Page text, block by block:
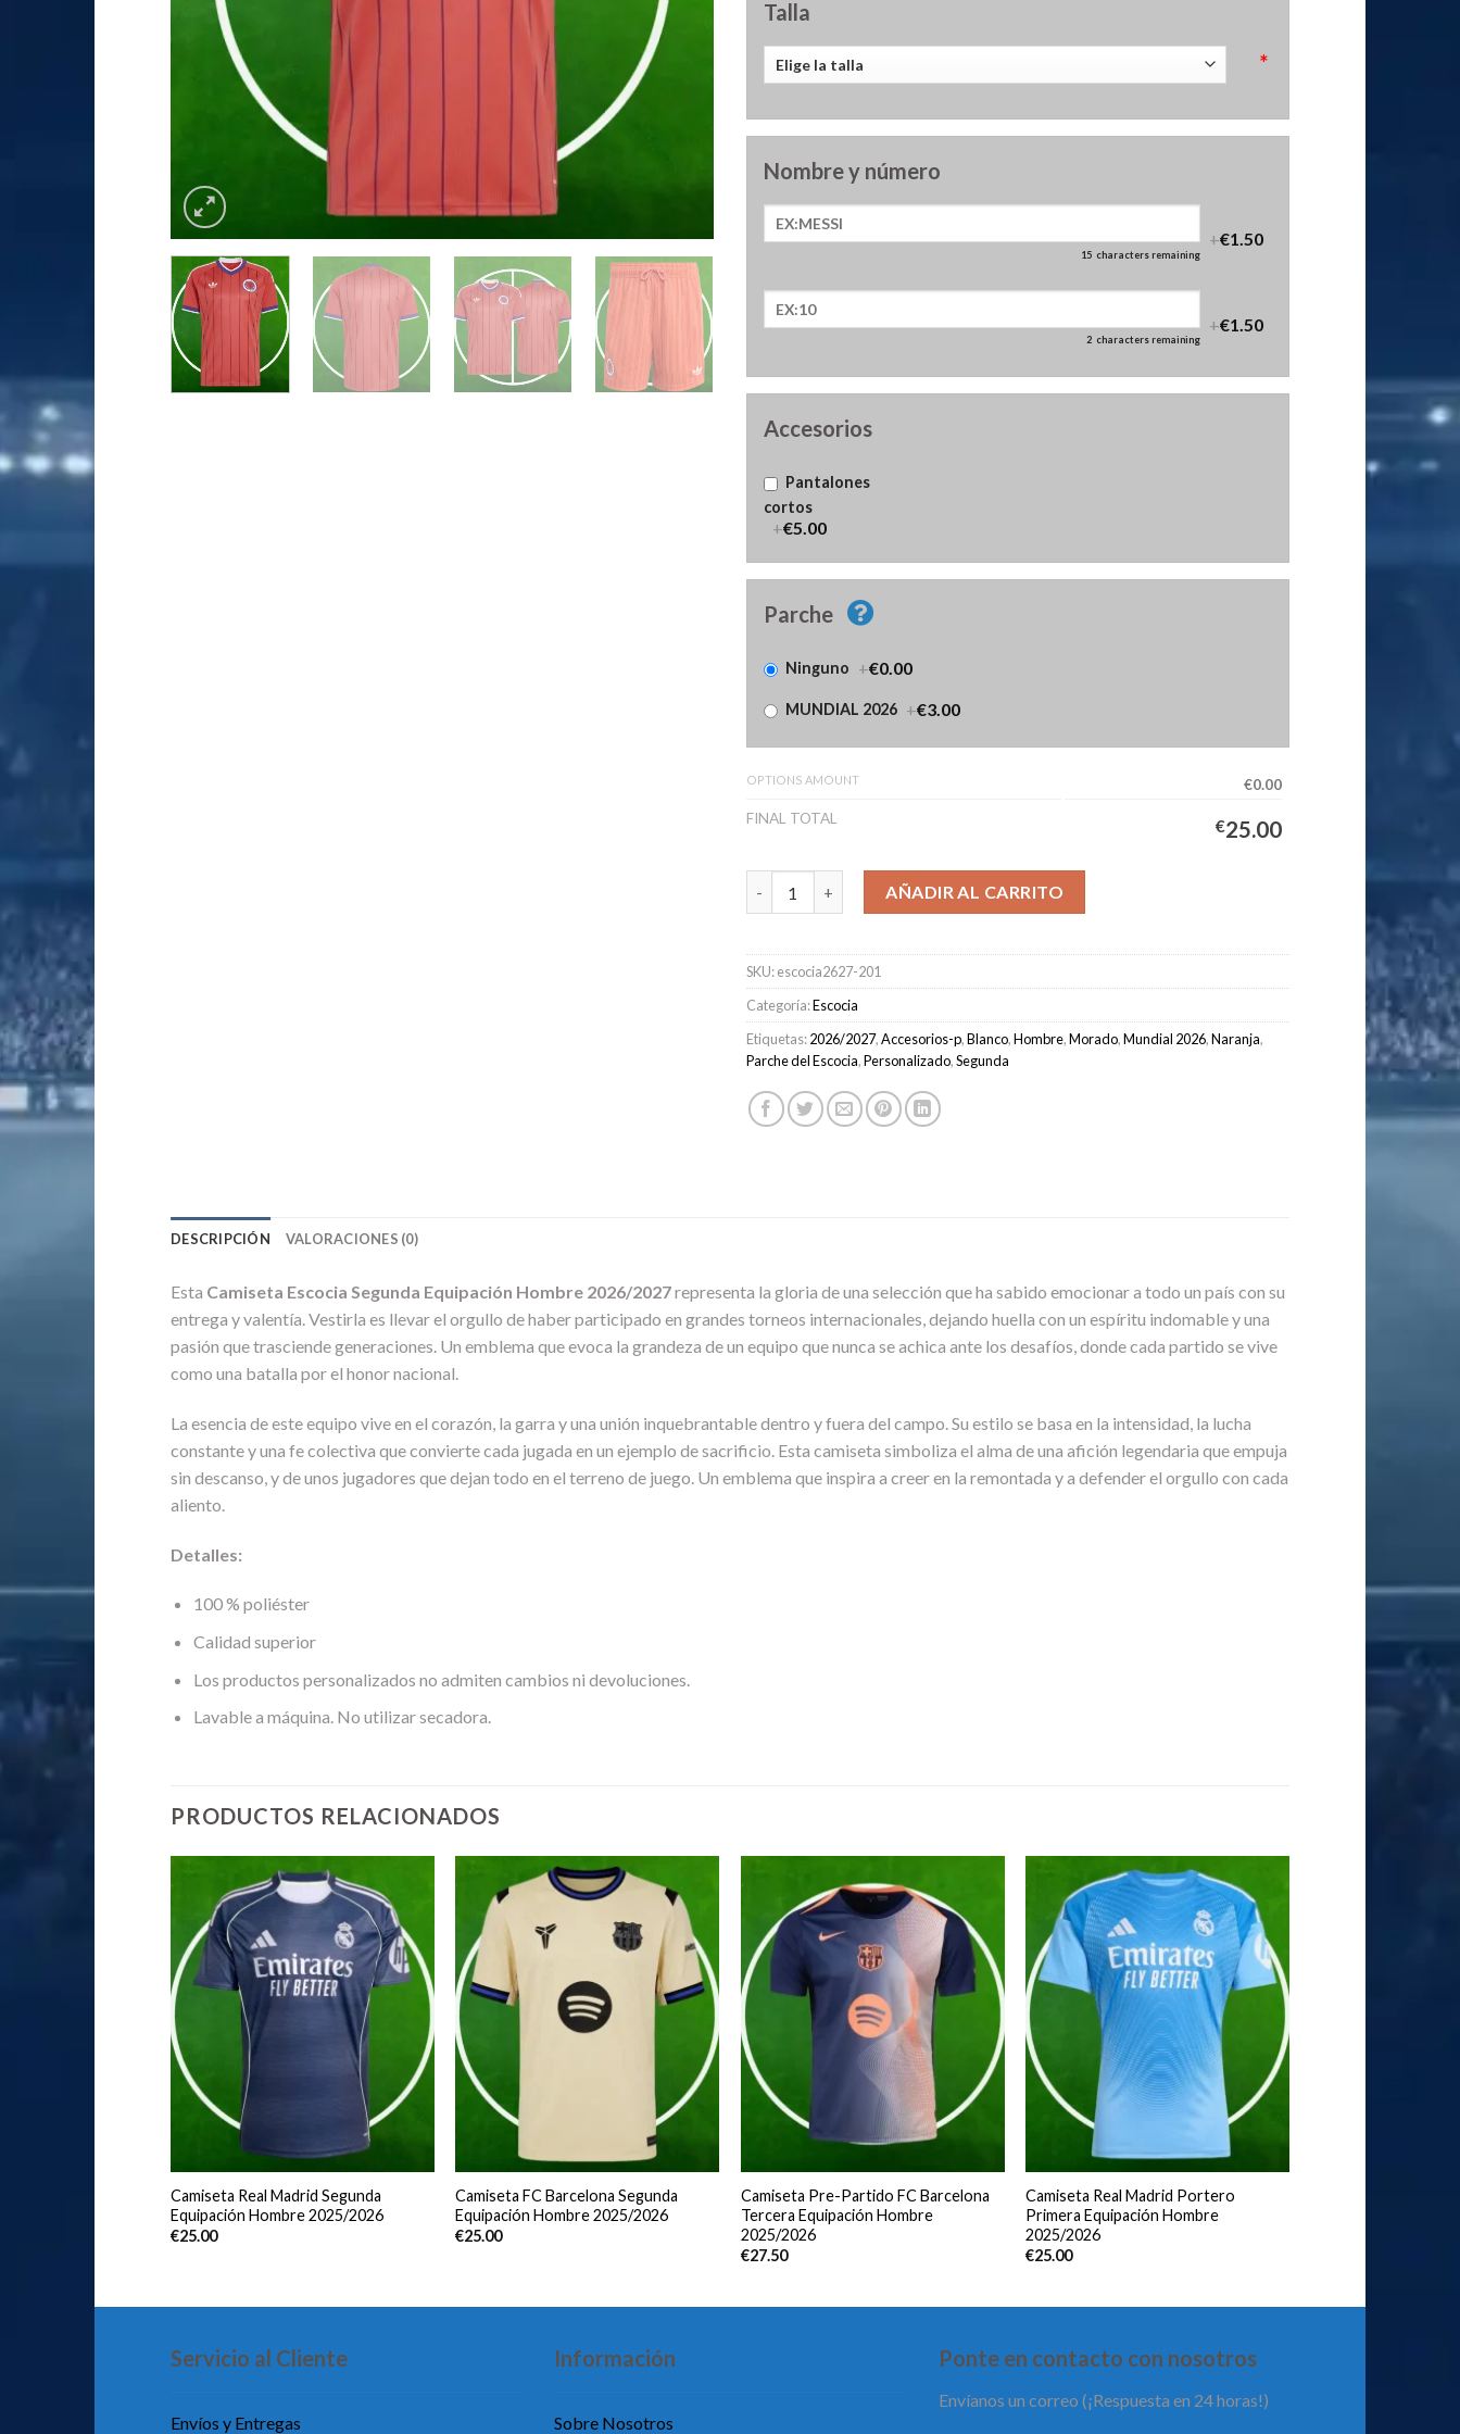
Talla
*
Nombre y número
15 characters remaining
+€1.50
2 characters remaining
+€1.50
Accesorios
Pantalones
cortos
+€5.00
Parche
Ninguno +€0.00
MUNDIAL 2026 +€3.00
OPTIONS AMOUNT
€0.00
FINAL TOTAL
€25.00
Camiseta Escocia Segunda Equipación Hombre 2026/2027 cantidad
AÑADIR AL CARRITO
SKU:escocia2627-201
Categoría:Escocia
Etiquetas:2026/2027,Accesorios-p,Blanco,Hombre,Morado,Mundial 2026,Naranja,
Parche del Escocia,Personalizado,Segunda
DESCRIPCIÓN VALORACIONES (0)
Esta Camiseta Escocia Segunda Equipación Hombre 2026/2027representa la gloria de una selección que ha sabido emocionar a todo un país con su
entrega y valentía. Vestirla es llevar el orgullo de haber participado en grandes torneos internacionales, dejando huella con un espíritu indomable y una
pasión que trasciende generaciones. Un emblema que evoca la grandeza de un equipo que nunca se achica ante los desafíos, donde cada partido se vive
como una batalla por el honor nacional.
La esencia de este equipo vive en el corazón, la garra y una unión inquebrantable dentro y fuera del campo. Su estilo se basa en la intensidad, la lucha
constante y una fe colectiva que convierte cada jugada en un ejemplo de sacrificio. Esta camiseta simboliza el alma de una afición legendaria que empuja
sin descanso, y de unos jugadores que dejan todo en el terreno de juego. Un emblema que inspira a creer en la remontada y a defender el orgullo con cada
aliento.
Detalles:
100 % poliéster
Calidad superior
Los productos personalizados no admiten cambios ni devoluciones.
Lavable a máquina. No utilizar secadora.
PRODUCTOS RELACIONADOS
Camiseta Real Madrid Segunda
Equipación Hombre 2025/2026
€25.00
Camiseta FC Barcelona Segunda
Equipación Hombre 2025/2026
€25.00
Camiseta Pre-Partido FC Barcelona
Tercera Equipación Hombre
2025/2026
€27.50
Camiseta Real Madrid Portero
Primera Equipación Hombre
2025/2026
€25.00
Servicio al Cliente
Envíos y Entregas
Información
Sobre Nosotros
Ponte en contacto con nosotros
Envíanos un correo (¡Respuesta en 24 horas!)